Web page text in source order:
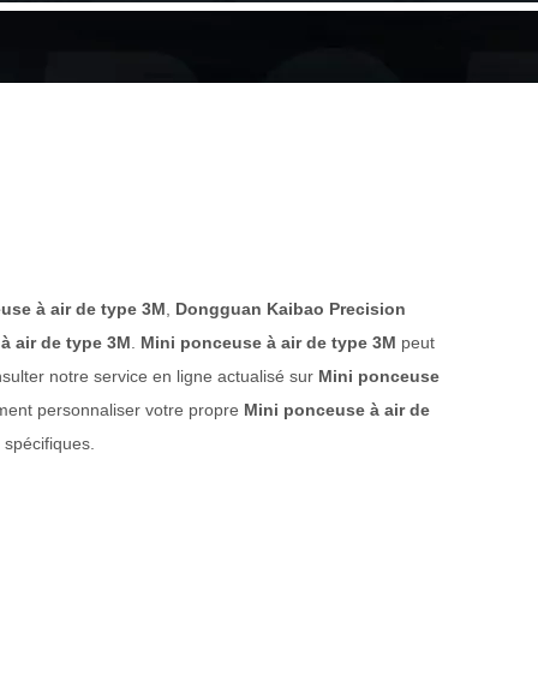
à air de type 3M
Dongguan Kaibao Precision
air de type 3M
Mini ponceuse à air de type 3M peut
notre service en ligne actualisé sur Mini ponceuse
personnaliser votre propre Mini ponceuse à air de